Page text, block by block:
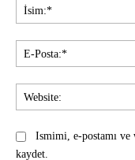
Ismimi, e-postamı ve
kaydet.